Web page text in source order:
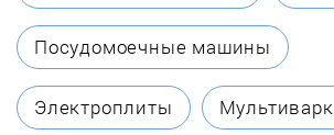
De'Longhi
De Luxe
Посудомоечные машины
Электроплиты